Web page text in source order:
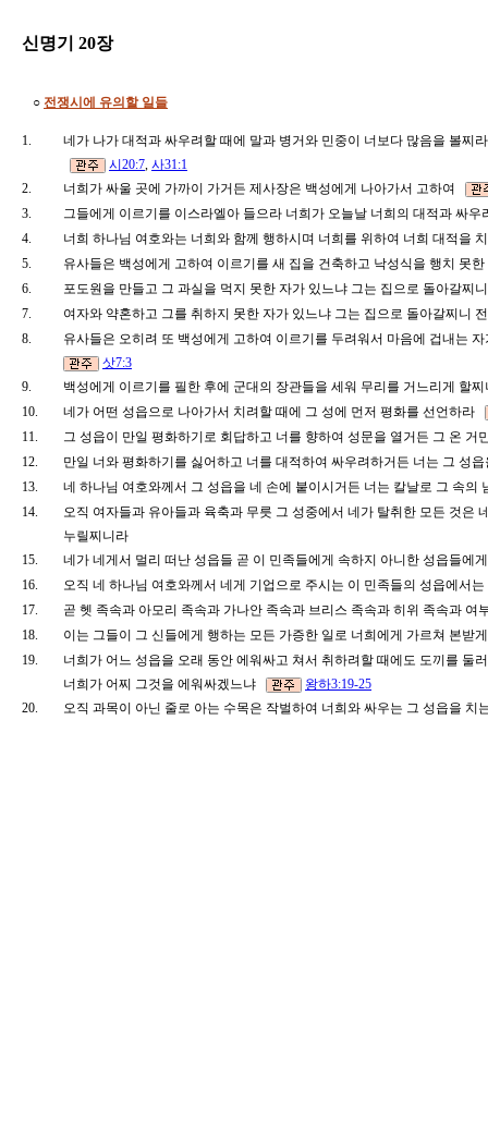
신명기 20장
○ 전쟁시에 유의할 일들
1.
네가 나가 대적과 싸우려할 때에 말과 병거와 민중이 너보다 많음을 볼찌
시20:7, 사31:1
2.
너희가 싸울 곳에 가까이 가거든 제사장은 백성에게 나아가서 고하여
3.
그들에게 이르기를 이스라엘아 들으라 너희가 오늘날 너희의 대적과 싸
4.
너희 하나님 여호와는 너희와 함께 행하시며 너희를 위하여 너희 대적을
5.
유사들은 백성에게 고하여 이르기를 새 집을 건축하고 낙성식을 행치
6.
포도원을 만들고 그 과실을 먹지 못한 자가 있느냐 그는 집으로 돌아갈
7.
여자와 약혼하고 그를 취하지 못한 자가 있느냐 그는 집으로 돌아갈찌니
8.
유사들은 오히려 또 백성에게 고하여 이르기를 두려워서 마음에 겁내는
삿7:3
9.
백성에게 이르기를 필한 후에 군대의 장관들을 세워 무리를 거느리게 할
10.
네가 어떤 성읍으로 나아가서 치려할 때에 그 성에 먼저 평화를 선언하라
11.
그 성읍이 만일 평화하기로 회답하고 너를 향하여 성문을 열거든 그 온
12.
만일 너와 평화하기를 싫어하고 너를 대적하여 싸우려하거든 너는 그 성
13.
네 하나님 여호와께서 그 성읍을 네 손에 붙이시거든 너는 칼날로 그 속
14.
오직 여자들과 유아들과 육축과 무릇 그 성중에서 네가 탈취한 모든 것은
누릴찌니라
15.
네가 네게서 멀리 떠난 성읍들 곧 이 민족들에게 속하지 아니한 성읍들
16.
오직 네 하나님 여호와께서 네게 기업으로 주시는 이 민족들의 성읍에서
17.
곧 헷 족속과 아모리 족속과 가나안 족속과 브리스 족속과 히위 족속과
18.
이는 그들이 그 신들에게 행하는 모든 가증한 일로 너희에게 가르쳐 본
19.
너희가 어느 성읍을 오래 동안 에워싸고 쳐서 취하려할 때에도 도끼를 둘
너희가 어찌 그것을 에워싸겠느냐
왕하3:19-25
20.
오직 과목이 아닌 줄로 아는 수목은 작벌하여 너희와 싸우는 그 성읍을